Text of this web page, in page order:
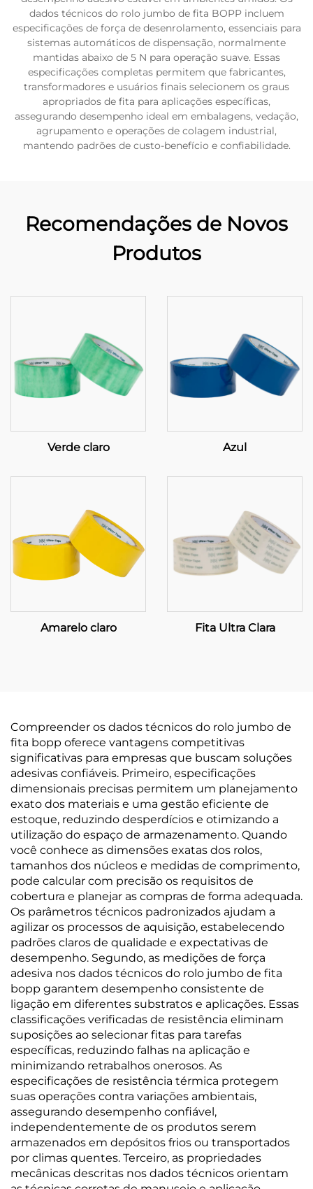
dados técnicos do rolo jumbo de fita BOPP incluem
especificações de força de desenrolamento, essenciais para
sistemas automáticos de dispensação, normalmente
mantidas abaixo de 5 N para operação suave. Essas
especificações completas permitem que fabricantes,
transformadores e usuários finais selecionem os graus
apropriados de fita para aplicações específicas,
assegurando desempenho ideal em embalagens, vedação,
agrupamento e operações de colagem industrial,
mantendo padrões de custo-benefício e confiabilidade.
Recomendações de Novos
Produtos
Verde claro Azul
Amarelo claro Fita Ultra Clara
Compreender os dados técnicos do rolo jumbo de
fita bopp oferece vantagens competitivas
significativas para empresas que buscam soluções
adesivas confiáveis. Primeiro, especificações
dimensionais precisas permitem um planejamento
exato dos materiais e uma gestão eficiente de
estoque, reduzindo desperdícios e otimizando a
utilização do espaço de armazenamento. Quando
você conhece as dimensões exatas dos rolos,
tamanhos dos núcleos e medidas de comprimento,
pode calcular com precisão os requisitos de
cobertura e planejar as compras de forma adequada.
Os parâmetros técnicos padronizados ajudam a
agilizar os processos de aquisição, estabelecendo
padrões claros de qualidade e expectativas de
desempenho. Segundo, as medições de força
adesiva nos dados técnicos do rolo jumbo de fita
bopp garantem desempenho consistente de
ligação em diferentes substratos e aplicações. Essas
classificações verificadas de resistência eliminam
suposições ao selecionar fitas para tarefas
específicas, reduzindo falhas na aplicação e
minimizando retrabalhos onerosos. As
especificações de resistência térmica protegem
suas operações contra variações ambientais,
assegurando desempenho confiável,
independentemente de os produtos serem
armazenados em depósitos frios ou transportados
por climas quentes. Terceiro, as propriedades
mecânicas descritas nos dados técnicos orientam